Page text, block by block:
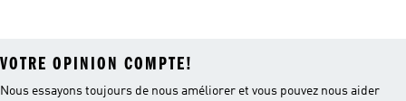
VOTRE OPINION COMPTE!
Nous essayons toujours de nous améliorer et vous pouvez nous aider